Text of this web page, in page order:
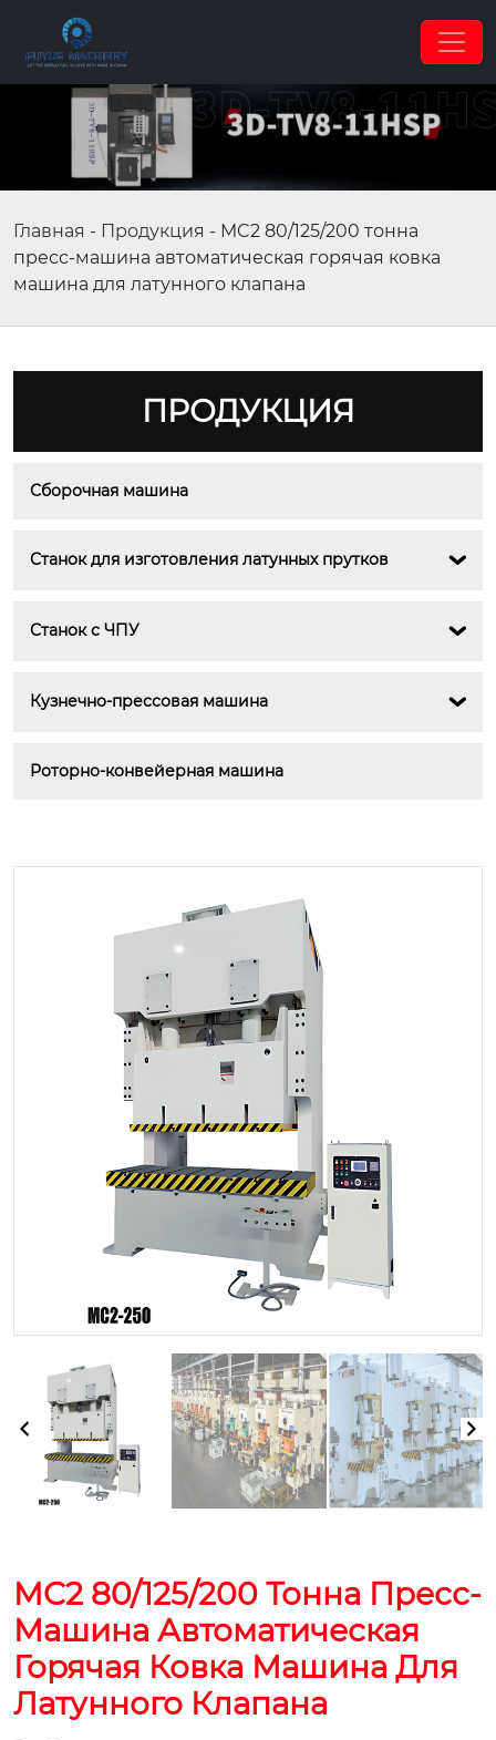
Главная - Продукция - MC2 80/125/200 тонна
пресс-машина автоматическая горячая ковка
машина для латунного клапана
ПРОДУКЦИЯ
Сборочная машина
Станок для изготовления латунных прутков 
Станок с ЧПУ 
Кузнечно-прессовая машина 
Роторно-конвейерная машина
MC2 80/125/200 Тонна Пресс-
Машина Автоматическая
Горячая Ковка Машина Для
Латунного Клапана